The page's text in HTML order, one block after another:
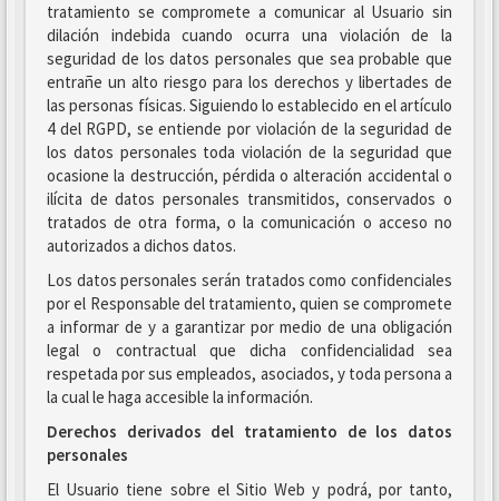
tratamiento se compromete a comunicar al Usuario sin
dilación indebida cuando ocurra una violación de la
seguridad de los datos personales que sea probable que
entrañe un alto riesgo para los derechos y libertades de
las personas físicas. Siguiendo lo establecido en el artículo
4 del RGPD, se entiende por violación de la seguridad de
los datos personales toda violación de la seguridad que
ocasione la destrucción, pérdida o alteración accidental o
ilícita de datos personales transmitidos, conservados o
tratados de otra forma, o la comunicación o acceso no
autorizados a dichos datos.
Los datos personales serán tratados como confidenciales
por el Responsable del tratamiento, quien se compromete
a informar de y a garantizar por medio de una obligación
legal o contractual que dicha confidencialidad sea
respetada por sus empleados, asociados, y toda persona a
la cual le haga accesible la información.
Derechos derivados del tratamiento de los datos
personales
El Usuario tiene sobre el Sitio Web y podrá, por tanto,